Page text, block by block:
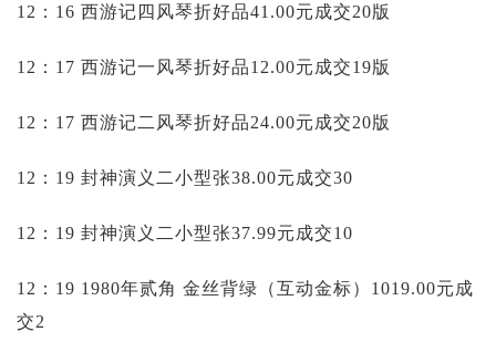
12：16 西游记四风琴折好品41.00元成交20版
12：17 西游记一风琴折好品12.00元成交19版
12：17 西游记二风琴折好品24.00元成交20版
12：19 封神演义二小型张38.00元成交30
12：19 封神演义二小型张37.99元成交10
12：19 1980年贰角 金丝背绿（互动金标）1019.00元成
交2